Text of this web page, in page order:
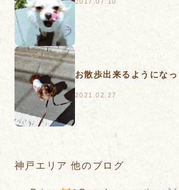
お散歩出来るようになっ
2021.02.27
神戸エリア 他のブログ